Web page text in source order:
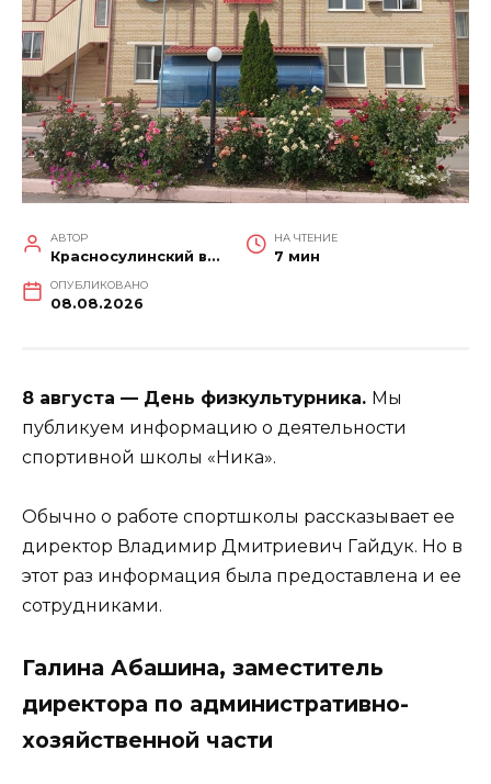
АВТОР
Красносулинский вестник
НА ЧТЕНИЕ
7 мин
ОПУБЛИКОВАНО
08.08.2026
8 августа — День физкультурника. Мы
публикуем информацию о деятельности
спортивной школы «Ника».
Обычно о работе спортшколы рассказывает ее
директор Владимир Дмитриевич Гайдук. Но в
этот раз информация была предоставлена и ее
сотрудниками.
Галина Абашина, заместитель
директора по административно-
хозяйственной части